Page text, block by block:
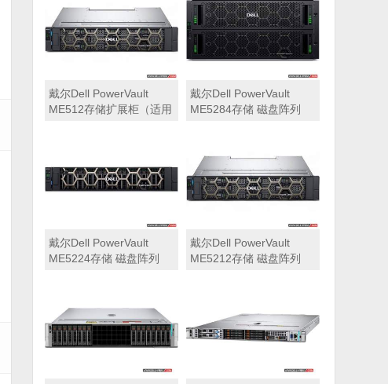
ME5224，ME5284等主
存储扩展）
戴尔Dell PowerVault
ME512存储扩展柜（适用
戴尔Dell PowerVault
ME5284存储 磁盘阵列
戴尔Dell PowerVault
ME5224存储 磁盘阵列
戴尔Dell PowerVault
ME5212存储 磁盘阵列